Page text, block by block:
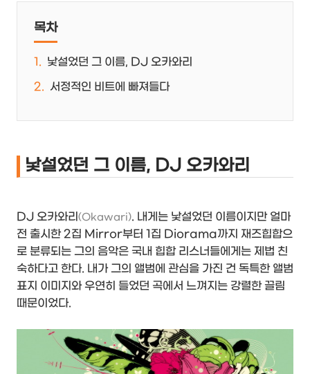
목차
낯설었던 그 이름, DJ 오카와리
서정적인 비트에 빠져들다
낯설었던 그 이름, DJ 오카와리
DJ 오카와리 (Okawari). 내게는 낯설었던 이름이지만 얼마
전 출시한 2집 Mirror부터 1집 Diorama까지 재즈힙합으
로 분류되는 그의 음악은 국내 힙합 리스너들에게는 제법 친
숙하다고 한다. 내가 그의 앨범에 관심을 가진 건 독특한 앨범
표지 이미지와 우연히 들었던 곡에서 느껴지는 강렬한 끌림
때문이었다.